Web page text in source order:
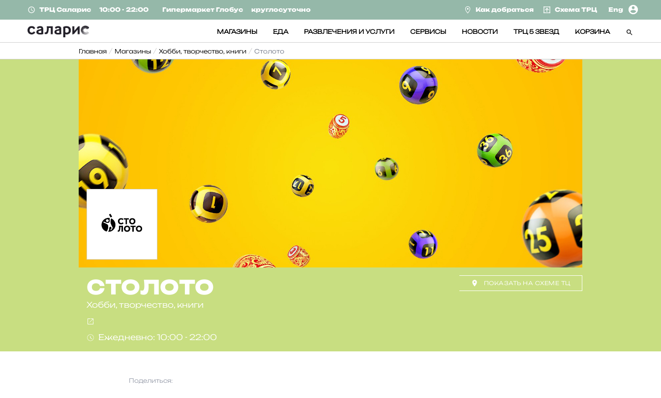
ТРЦ Саларис 10:00 - 22:00 Гипермаркет Глобус круглосуточно Как добраться Схема ТРЦ Eng
МАГАЗИНЫ ЕДА РАЗВЛЕЧЕНИЯ И УСЛУГИ СЕРВИСЫ НОВОСТИ ТРЦ 5 ЗВЕЗД КОРЗИНА
Главная Магазины Хобби, творчество, книги Столото
СТОЛОТО
Хобби, творчество, книги
Ежедневно: 10:00 - 22:00
ПОКАЗАТЬ НА СХЕМЕ ТЦ
Поделиться: